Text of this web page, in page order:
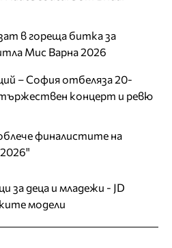
в гореща битка за
Мис Варна 2026
– София отбеляза 20-
концерт и ревю
финалистите на
за деца и младежи - JD
модели